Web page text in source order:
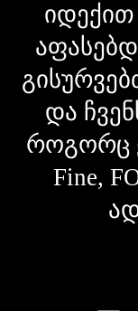
და
როგორც
Fine,